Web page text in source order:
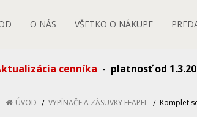
O NÁS VŠETKO O NÁKUPE
cenníka - platnosť od
ÚVOD VYPÍNAČE A ZÁSUVKY EFAPEL Komplet